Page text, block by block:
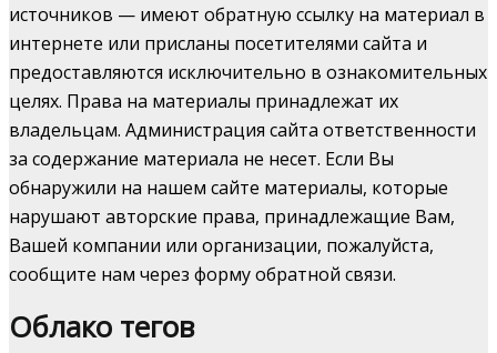
источников — имеют обратную ссылку на материал в
интернете или присланы посетителями сайта и
предоставляются исключительно в ознакомительных
целях. Права на материалы принадлежат их
владельцам. Администрация сайта ответственности
за содержание материала не несет. Если Вы
обнаружили на нашем сайте материалы, которые
нарушают авторские права, принадлежащие Вам,
Вашей компании или организации, пожалуйста,
сообщите нам через форму обратной связи.
Облако тегов